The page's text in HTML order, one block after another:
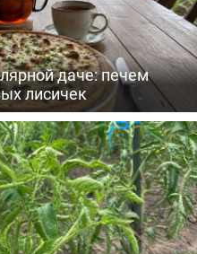
даче: печем
лисичек